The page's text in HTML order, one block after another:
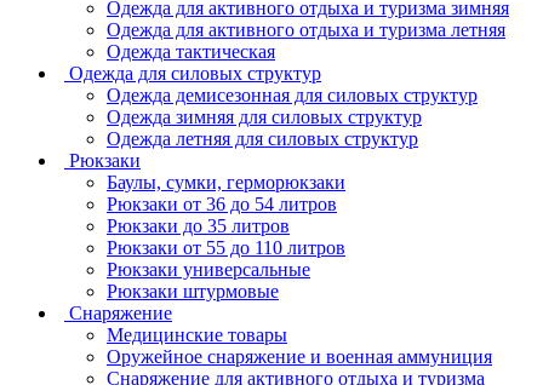
Одежда для активного отдыха и туризма зимняя
Одежда для активного отдыха и туризма летняя
Одежда тактическая
Одежда для силовых структур
Одежда демисезонная для силовых структур
Одежда зимняя для силовых структур
Одежда летняя для силовых структур
Рюкзаки
Баулы, сумки, герморюкзаки
Рюкзаки от 36 до 54 литров
Рюкзаки до 35 литров
Рюкзаки от 55 до 110 литров
Рюкзаки универсальные
Рюкзаки штурмовые
Снаряжение
Медицинские товары
Оружейное снаряжение и военная аммуниция
Снаряжение для активного отдыха и туризма